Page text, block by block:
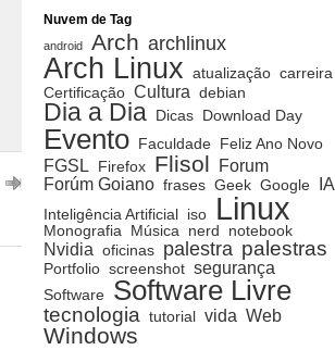
Nuvem de Tag
android Arch archlinux
Arch Linux atualização carreira
Certificação Cultura debian
Dia a Dia Dicas Download Day
Evento Faculdade Feliz Ano Novo
FGSL Firefox Flisol Forum
Forúm Goiano frases Geek Google IA
Inteligência Artificial iso Linux
Monografia Música nerd notebook
Nvidia oficinas palestra palestras
Portfolio screenshot segurança
Software Software Livre
tecnologia tutorial vida Web
Windows